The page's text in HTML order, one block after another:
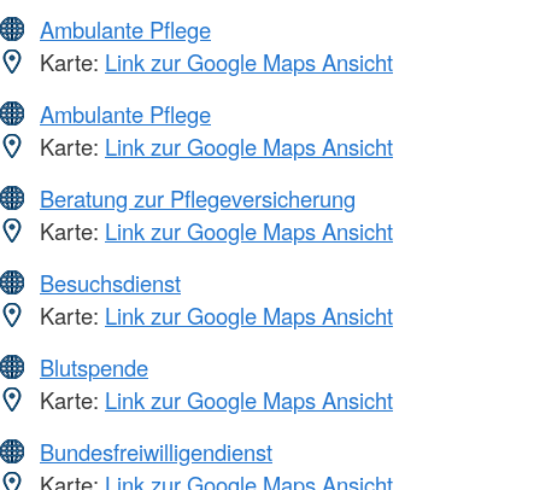
Ambulante Pflege
Karte: Link zur Google Maps Ansicht
Ambulante Pflege
Karte: Link zur Google Maps Ansicht
Beratung zur Pflegeversicherung
Karte: Link zur Google Maps Ansicht
Besuchsdienst
Karte: Link zur Google Maps Ansicht
Blutspende
Karte: Link zur Google Maps Ansicht
Bundesfreiwilligendienst